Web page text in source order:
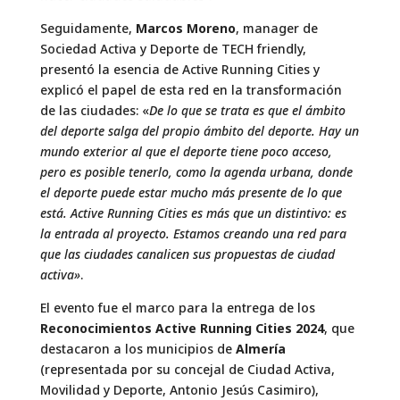
Seguidamente, Marcos Moreno, manager de
Sociedad Activa y Deporte de TECH friendly,
presentó la esencia de Active Running Cities y
explicó el papel de esta red en la transformación
de las ciudades: «De lo que se trata es que el ámbito
del deporte salga del propio ámbito del deporte. Hay un
mundo exterior al que el deporte tiene poco acceso,
pero es posible tenerlo, como la agenda urbana, donde
el deporte puede estar mucho más presente de lo que
está. Active Running Cities es más que un distintivo: es
la entrada al proyecto. Estamos creando una red para
que las ciudades canalicen sus propuestas de ciudad
activa».
El evento fue el marco para la entrega de los
Reconocimientos Active Running Cities 2024, que
destacaron a los municipios de Almería
(representada por su concejal de Ciudad Activa,
Movilidad y Deporte, Antonio Jesús Casimiro),